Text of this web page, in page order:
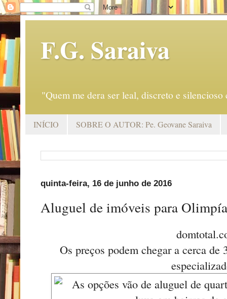
F.G. Saraiva
"Quem me dera ser leal, discreto e
INÍCIO SOBRE O AUTOR: Pe. Geovane Saraiva
quinta-feira, 16 de junho de 2016
Aluguel de imóveis para
Os preços podem chegar a cerca